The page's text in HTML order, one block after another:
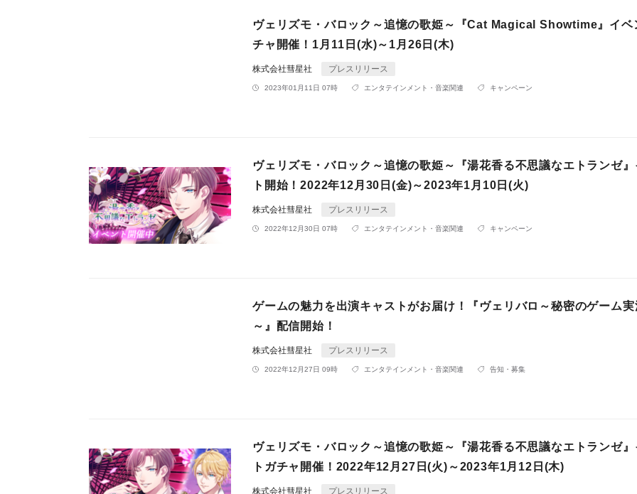
ヴェリズモ・バロック～追憶の歌姫～『Cat Magical Showtime』イベ
チャ開催！1月11日(水)～1月26日(木)
株式会社彗星社 プレスリリース
2023年01月11日 07時 エンタテインメント・音楽関連 キャンペーン
ヴェリズモ・バロック～追憶の歌姫～『湯花香る不思議なエトランゼ』
ト開始！2022年12月30日(金)～2023年1月10日(火)
株式会社彗星社 プレスリリース
2022年12月30日 07時 エンタテインメント・音楽関連 キャンペーン
ゲームの魅力を出演キャストがお届け！『ヴェリバロ～秘密のゲーム実
～』配信開始！
株式会社彗星社 プレスリリース
2022年12月27日 09時 エンタテインメント・音楽関連 告知・募集
ヴェリズモ・バロック～追憶の歌姫～『湯花香る不思議なエトランゼ』
トガチャ開催！2022年12月27日(火)～2023年1月12日(木)
株式会社彗星社 プレスリリース